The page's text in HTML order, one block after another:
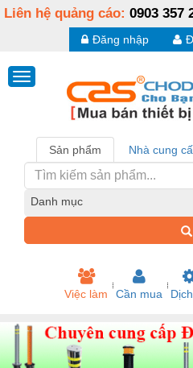
Liên hệ quảng cáo: 0903 357
Đăng nhập
Sản phẩm Nhà cung
Danh mục
Việc làm Cần mua